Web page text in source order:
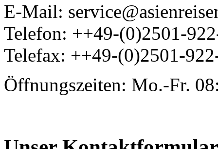
E-Mail:
Telefon: ++49-(0)2501-
Telefax: ++49-(0)2501-
Öffnungszeiten: Mo.-Fr.